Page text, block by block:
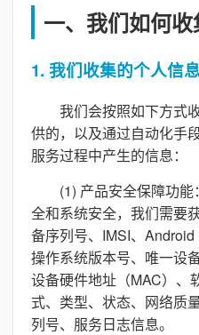
一、我们如何
1. 我们收集的个人信
我们会按照如下方式
供的，以及通过自动化手
服务过程中产生的信息：
(1) 产品安全保障功
全和系统安全，我们需要
备序列号、IMSI、Android
操作系统版本号、唯一设
设备硬件地址（MAC）、
式、类型、状态、网络质
列号、服务日志信息。